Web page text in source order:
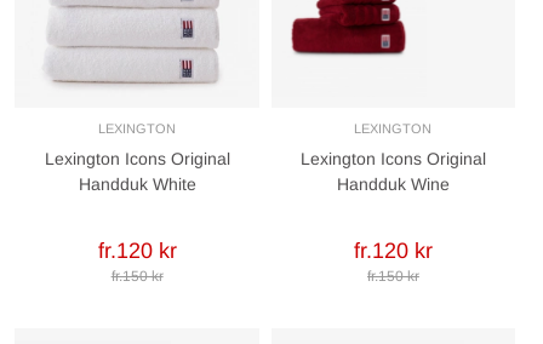
LEXINGTON
Lexington Icons Original
Handduk White
fr.120 kr
fr.150 kr
LEXINGTON
Lexington Icons Original
Handduk Wine
fr.120 kr
fr.150 kr